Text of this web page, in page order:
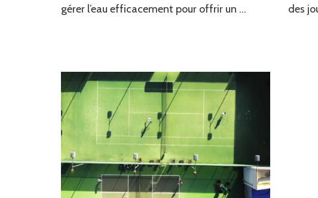
de
gérer l’eau efficacement pour offrir un …
des